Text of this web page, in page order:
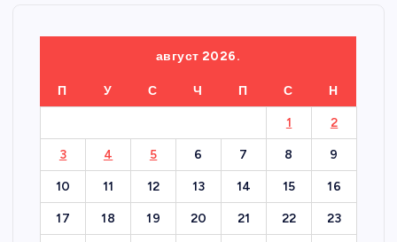
август 2026.
П У С Ч П С Н
1 2
3 4 5 6 7 8 9
10 11 12 13 14 15 16
17 18 19 20 21 22 23